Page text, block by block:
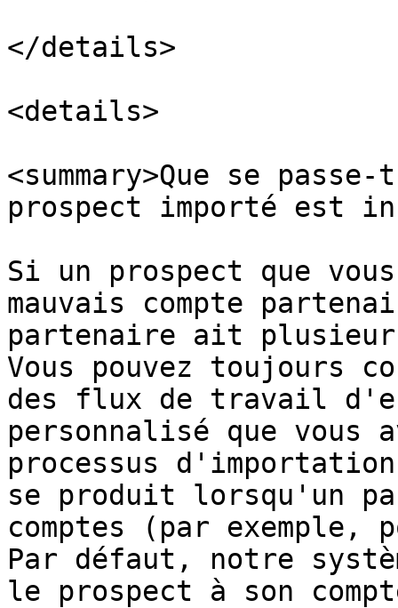
</details>
<details>
<summary>Que se
prospect importé est
Si un prospect que
mauvais compte
partenaire ait
Vous pouvez toujours
des flux de travail
personnalisé que vous
processus
se produit lorsqu'un
comptes (par
Par défaut, notre
le prospect à son